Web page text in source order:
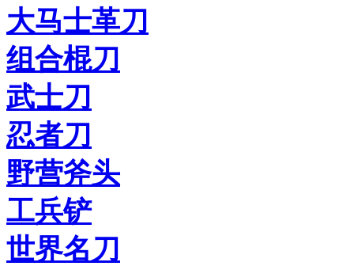
大马士革刀
组合棍刀
武士刀
忍者刀
野营斧头
工兵铲
世界名刀